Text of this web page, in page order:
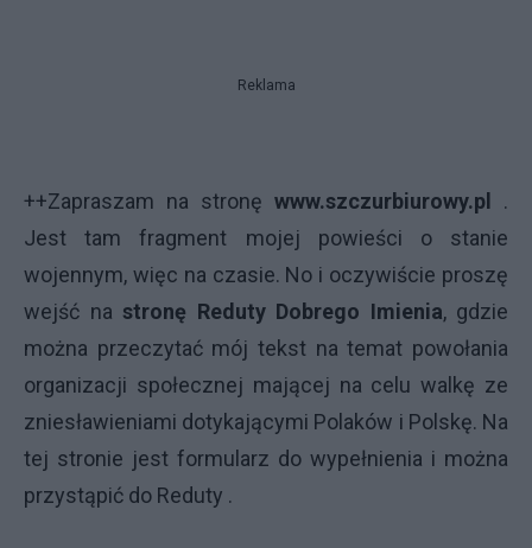
Reklama
++Zapraszam na stronę www.szczurbiurowy.pl .
Jest tam fragment mojej powieści o stanie
wojennym, więc na czasie. No i oczywiście proszę
wejść na stronę Reduty Dobrego Imienia, gdzie
można przeczytać mój tekst na temat powołania
organizacji społecznej mającej na celu walkę ze
zniesławieniami dotykającymi Polaków i Polskę. Na
tej stronie jest formularz do wypełnienia i można
przystąpić do Reduty .